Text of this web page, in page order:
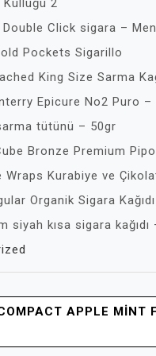
2
Click sigara –
Pockets Sigarillo
King Size Sarma
Epicure No2 Puro –
tütünü – 50gr
Bronze Premium
Kurabiye ve
Organik Sigara
siyah kısa sigara kağıdı
APPLE MINT